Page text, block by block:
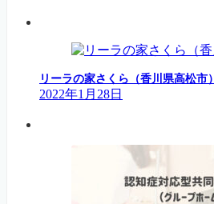
リーラの家さくら（香川県高松市）
2022年1月28日